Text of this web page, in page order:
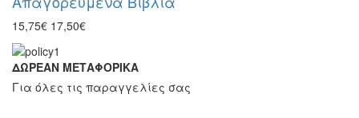
15,75€ 17,50€
ΔΩΡΕΑΝ ΜΕΤΑΦΟΡΙΚΑ
Για όλες τις παραγγελίες σας